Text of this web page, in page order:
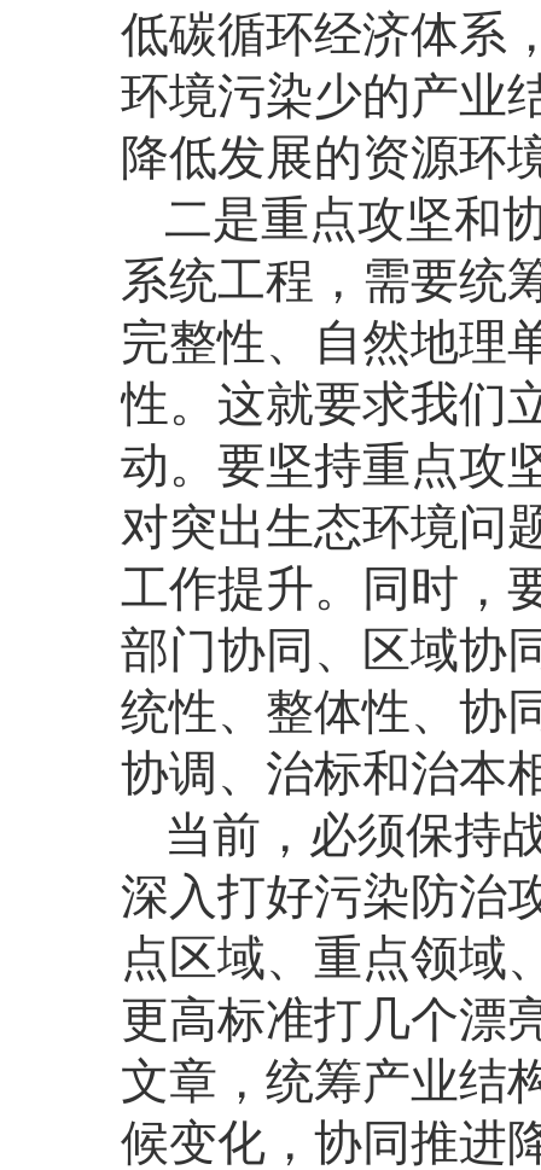
低碳循环经济体系
环境污染少的产业
降低发展的资源环
二是重点攻坚和
系统工程，需要统
完整性、自然地理
性。这就要求我们
动。要坚持重点攻
对突出生态环境问
工作提升。同时，
部门协同、区域协
统性、整体性、协
协调、治标和治本
当前，必须保持
深入打好污染防治
点区域、重点领域
更高标准打几个漂
文章，统筹产业结
候变化，协同推进